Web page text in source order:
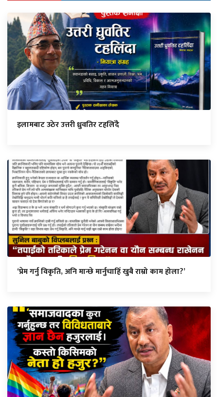
इलामबाट उठेर उत्तरी ध्रुवतिर टहलिँदै
‘प्रेम गर्नु विकृति, अनि मान्छे मार्नुचाहिँ खुबै राम्रो काम होला?’